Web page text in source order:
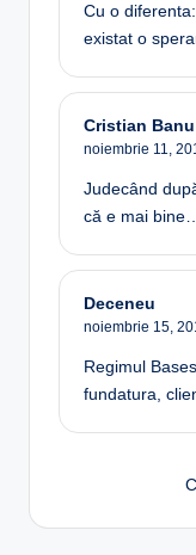
Cu o
existat o
Cristian Banu
noiembrie 11,
Judecând
că e mai bine…
Deceneu
noiembrie 15,
Regimul
fundatura,